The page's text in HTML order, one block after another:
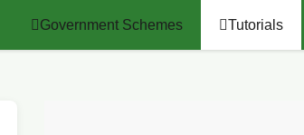
Government Schemes Tutorials